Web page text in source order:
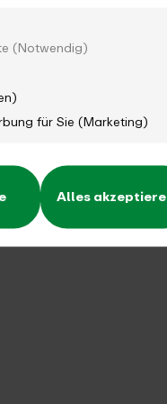
(Notwendig)
für Sie (Marketing)
Alles